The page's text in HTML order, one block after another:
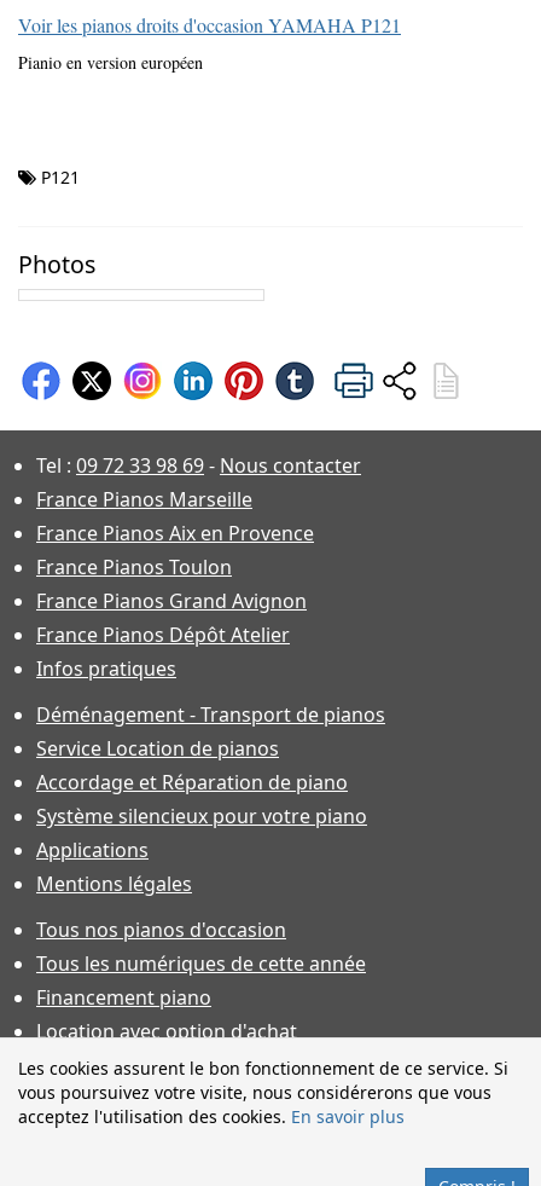
Les cookies assurent le bon fonctionnement de ce service. Si
vous poursuivez votre visite, nous considérerons que vous
acceptez l'utilisation des cookies. En savoir plus
Voir les pianos droits d'occasion YAMAHA P121
Pianio en version européen
P121
Photos
Tel : 09 72 33 98 69- Nous contacter
France Pianos Marseille
France Pianos Aix en Provence
France Pianos Toulon
France Pianos Grand Avignon
France Pianos Dépôt Atelier
Infos pratiques
Déménagement - Transport de pianos
Service Location de pianos
Accordage et Réparation de piano
Système silencieux pour votre piano
Applications
Mentions légales
Tous nos pianos d'occasion
Tous les numériques de cette année
Financement piano
Location avec option d'achat
Conditions générales de vente
Offres d'emploi & contrat d'apprentissage
toutes réserves et sauf erreur. Financement sous réserve